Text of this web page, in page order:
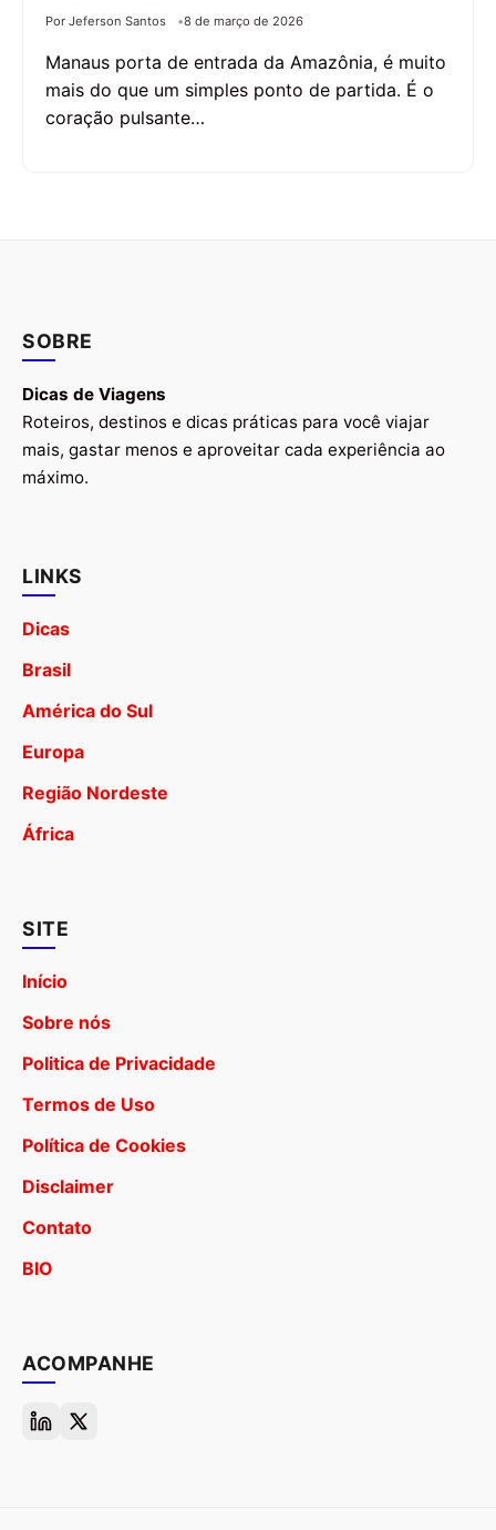
Por Jeferson Santos 8 de março de 2026
Manaus porta de entrada da Amazônia, é muito
mais do que um simples ponto de partida. É o
coração pulsante…
SOBRE
Dicas de Viagens
Roteiros, destinos e dicas práticas para você viajar
mais, gastar menos e aproveitar cada experiência ao
máximo.
LINKS
Dicas
Brasil
América do Sul
Europa
Região Nordeste
África
SITE
Início
Sobre nós
Politica de Privacidade
Termos de Uso
Política de Cookies
Disclaimer
Contato
BIO
ACOMPANHE